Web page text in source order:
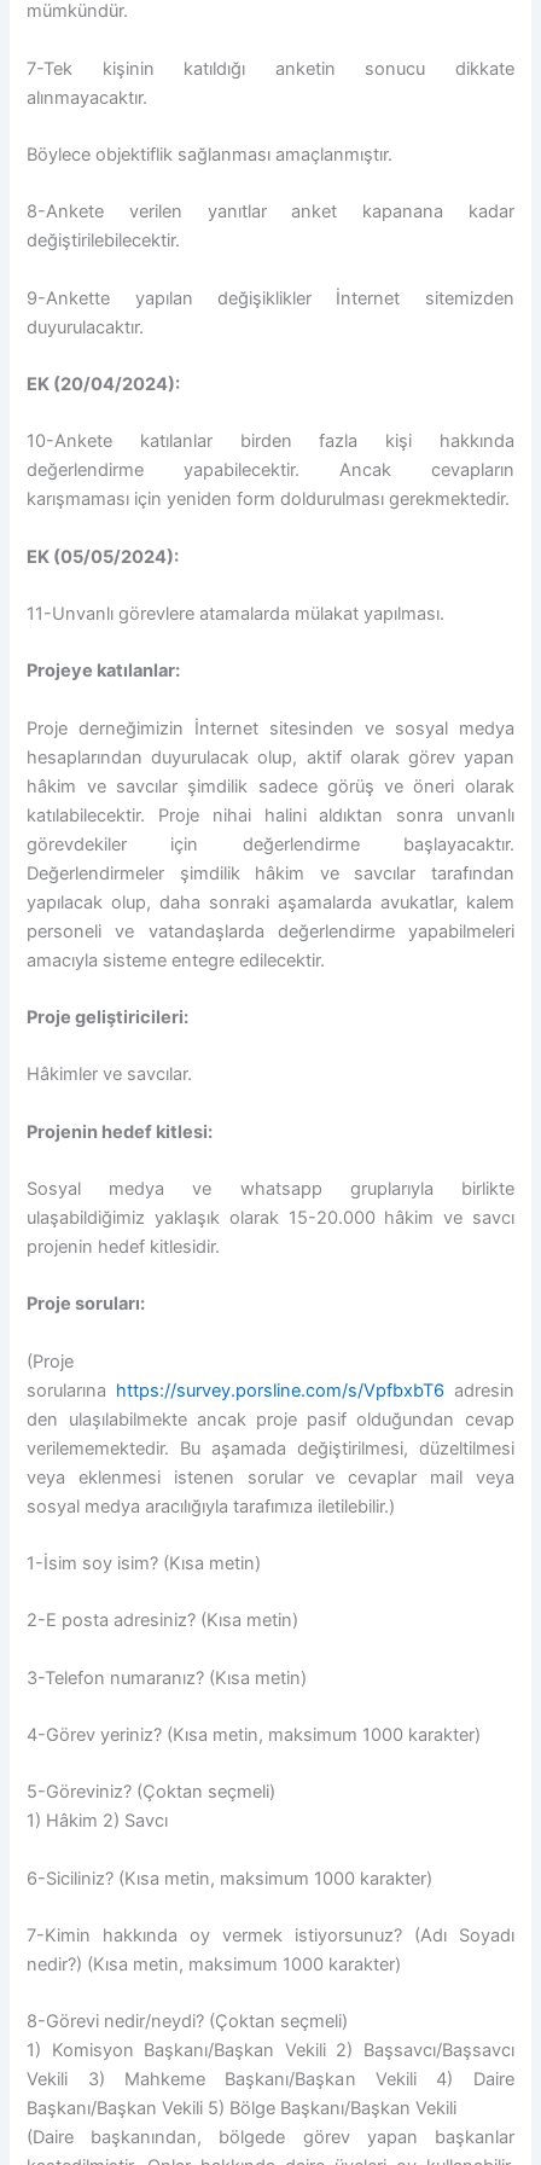
mümkündür.
7-Tek kişinin katıldığı anketin sonucu dikkate
alınmayacaktır.
Böylece objektiflik sağlanması amaçlanmıştır.
8-Ankete verilen yanıtlar anket kapanana kadar
değiştirilebilecektir.
9-Ankette yapılan değişiklikler İnternet sitemizden
duyurulacaktır.
EK (20/04/2024):
10-Ankete katılanlar birden fazla kişi hakkında
değerlendirme yapabilecektir. Ancak cevapların
karışmaması için yeniden form doldurulması gerekmektedir.
EK (05/05/2024):
11-Unvanlı görevlere atamalarda mülakat yapılması.
Projeye katılanlar:
Proje derneğimizin İnternet sitesinden ve sosyal medya
hesaplarından duyurulacak olup, aktif olarak görev yapan
hâkim ve savcılar şimdilik sadece görüş ve öneri olarak
katılabilecektir. Proje nihai halini aldıktan sonra unvanlı
görevdekiler için değerlendirme başlayacaktır.
Değerlendirmeler şimdilik hâkim ve savcılar tarafından
yapılacak olup, daha sonraki aşamalarda avukatlar, kalem
personeli ve vatandaşlarda değerlendirme yapabilmeleri
amacıyla sisteme entegre edilecektir.
Proje geliştiricileri:
Hâkimler ve savcılar.
Projenin hedef kitlesi:
Sosyal medya ve whatsapp gruplarıyla birlikte
ulaşabildiğimiz yaklaşık olarak 15-20.000 hâkim ve savcı
projenin hedef kitlesidir.
Proje soruları:
(Proje
sorularına https://survey.porsline.com/s/VpfbxbT6 adresin
den ulaşılabilmekte ancak proje pasif olduğundan cevap
verilememektedir. Bu aşamada değiştirilmesi, düzeltilmesi
veya eklenmesi istenen sorular ve cevaplar mail veya
sosyal medya aracılığıyla tarafımıza iletilebilir.)
1-İsim soy isim? (Kısa metin)
2-E posta adresiniz? (Kısa metin)
3-Telefon numaranız? (Kısa metin)
4-Görev yeriniz? (Kısa metin, maksimum 1000 karakter)
5-Göreviniz? (Çoktan seçmeli)
1) Hâkim 2) Savcı
6-Siciliniz? (Kısa metin, maksimum 1000 karakter)
7-Kimin hakkında oy vermek istiyorsunuz? (Adı Soyadı
nedir?) (Kısa metin, maksimum 1000 karakter)
8-Görevi nedir/neydi? (Çoktan seçmeli)
1) Komisyon Başkanı/Başkan Vekili 2) Başsavcı/Başsavcı
Vekili 3) Mahkeme Başkanı/Başkan Vekili 4) Daire
Başkanı/Başkan Vekili 5) Bölge Başkanı/Başkan Vekili
(Daire başkanından, bölgede görev yapan başkanlar